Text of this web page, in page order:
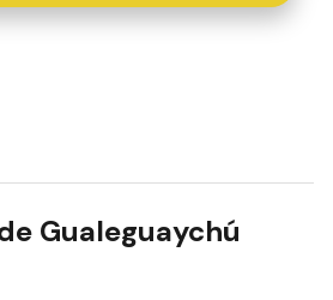
Gualeguaychú